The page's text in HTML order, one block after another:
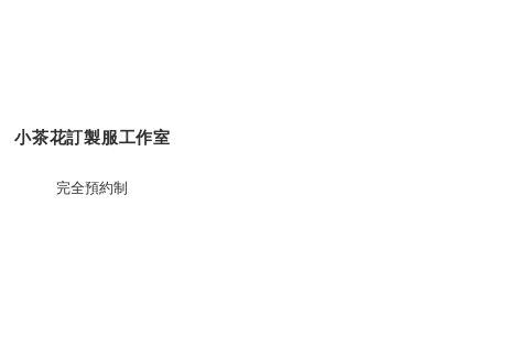
​小茶花訂製服工作室
完全預約制